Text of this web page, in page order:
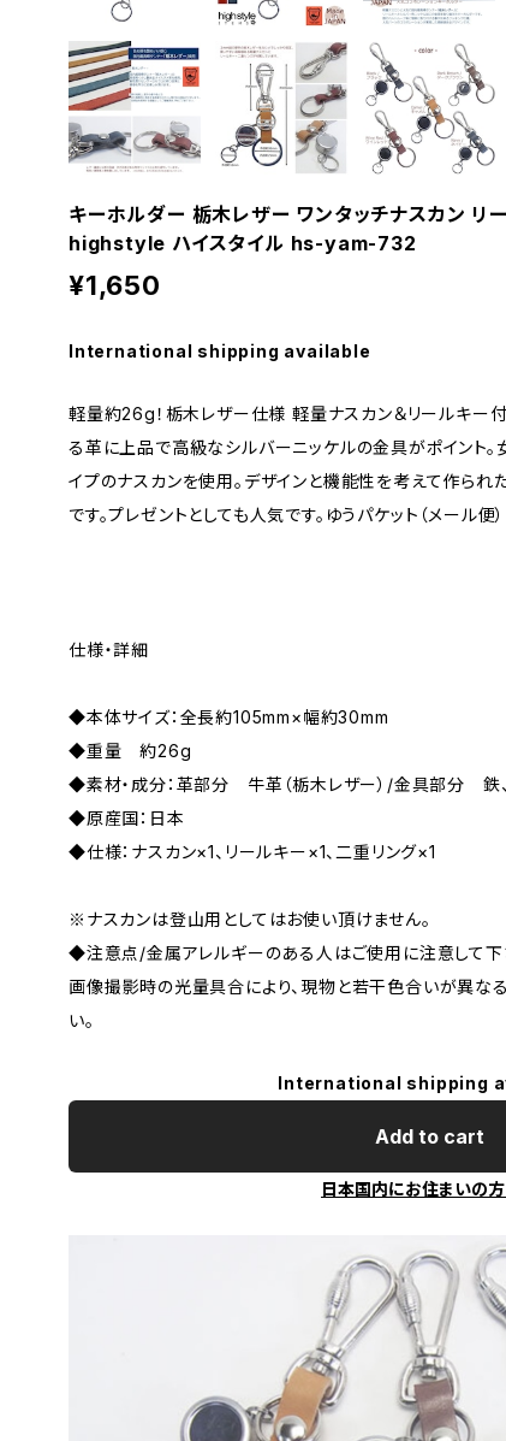
キーホルダー 栃木レザー ワンタッチナスカン リ
highstyle ハイスタイル hs-yam-732
¥1,650
International shipping available
軽量約26g！栃木レザー仕様 軽量ナスカン＆リールキー
る革に上品で高級なシルバーニッケルの金具がポイント
イプのナスカンを使用。デザインと機能性を考えて作ら
です。プレゼントとしても人気です。ゆうパケット（メール便
仕様・詳細
◆本体サイズ：全長約105mm×幅約30mm
◆重量 約26g
◆素材・成分：革部分 牛革（栃木レザー）/金具部分 鉄
◆原産国：日本
◆仕様：ナスカン×1、リールキー×1、二重リング×1
※ナスカンは登山用としてはお使い頂けません。
◆注意点/金属アレルギーのある人はご使用に注意して
画像撮影時の光量具合により、現物と若干色合いが異な
い。
International shipping
Add to cart
日本国内にお住まいの